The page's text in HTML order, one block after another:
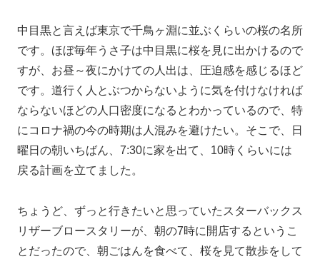
中目黒と言えば東京で千鳥ヶ淵に並ぶくらいの桜の名所
です。ほぼ毎年うさ子は中目黒に桜を見に出かけるので
すが、お昼～夜にかけての人出は、圧迫感を感じるほど
です。道行く人とぶつからないように気を付けなければ
ならないほどの人口密度になるとわかっているので、特
にコロナ禍の今の時期は人混みを避けたい。そこで、日
曜日の朝いちばん、7:30に家を出て、10時くらいには
戻る計画を立てました。
ちょうど、ずっと行きたいと思っていたスターバックス
リザーブロースタリーが、朝の7時に開店するというこ
とだったので、朝ごはんを食べて、桜を見て散歩をして